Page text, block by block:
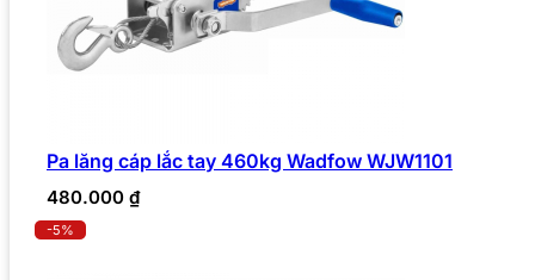
Pa lăng cáp lắc tay 460kg Wadfow WJW1101
480.000 ₫
-5%